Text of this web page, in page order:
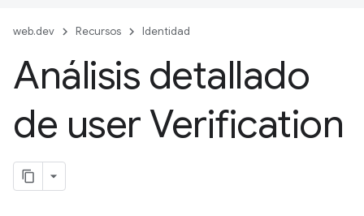
web.dev Recursos Identidad
Análisis detallado
de user Verification